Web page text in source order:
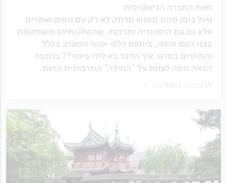
מאת החברה הגיאוגרפית
טיול ביפן מזמן מפגש מרתק לא רק עם נופים ואתרים
אלא גם עם היסטוריה ותרבות, שהשלכותיהן משתקפות
בבני העם היפני, ביחסם כלפי אנשי המערב בכלל
והתיירים בפרט. איך הדבר בא לידי ביטוי?? בכתבה
הבאה ננסה לענות על "החידה" התרבותית הזאת.